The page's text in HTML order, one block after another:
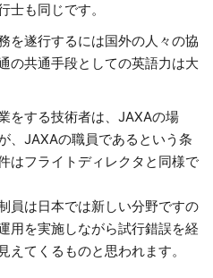
士も同じです。
を遂行するには国外の人々の協
の共通手段としての英語力は大
をする技術者は、JAXAの場
、JAXAの職員であるという条
はフライトディレクタと同様で
員は日本では新しい分野ですの
用を実施しながら試行錯誤を経
てくるものと思われます。